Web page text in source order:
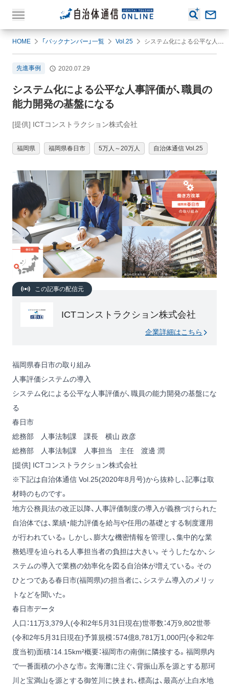
HOME 「バックナンバー」一覧 Vol.25 システム化による公平な人事評価が、職員の能力開発の基盤になる
先進事例 2020.07.29
システム化による公平な人事評価が、職員の
能力開発の基盤になる
[提供] ICTコンストラクション株式会社
福岡県 福岡県春日市 5万人～20万人 自治体通信 Vol.25
この記事の配信元
ICTコンストラクション株式会社
企業詳細はこちら
福岡県春日市の取り組み
人事評価システムの導入
システム化による公平な人事評価が、職員の能力開発の基盤にな
る
春日市
総務部 人事法制課 課長 横山 政彦
総務部 人事法制課 人事担当 主任 渡邊 潤
[提供] ICTコンストラクション株式会社
※下記は自治体通信 Vol.25(2020年8月号)から抜粋し、記事は取
材時のものです。
地方公務員法の改正以降、人事評価制度の導入が義務づけられた
自治体では、業績・能力評価を給与や任用の基礎とする制度運用
が行われている。しかし、膨大な機密情報を管理し、集中的な業
務処理を迫られる人事担当者の負担は大きい。そうしたなか、シ
ステムの導入で業務の効率化を図る自治体が増えている。その
ひとつである春日市(福岡県)の担当者に、システム導入のメリッ
トなどを聞いた。
春日市データ
人口：11万3,379人(令和2年5月31日現在)世帯数：4万9,802世帯
(令和2年5月31日現在)予算規模：574億8,781万1,000円(令和2年
度当初)面積：14.15km²概要：福岡市の南側に隣接する。福岡県内
で一番面積の小さな市。玄海灘に注ぐ、背振山系を源とする那珂
川と宝満山を源とする御笠川に挟まれ、標高は、最高が上白水地